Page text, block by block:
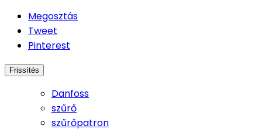
Megosztás
Tweet
Pinterest
Danfoss
szűrő
szűrőpatron